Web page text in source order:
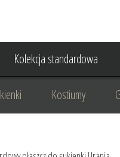
Kolekcja standardowa
Kostiumy